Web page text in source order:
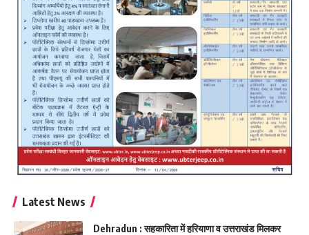
Latest News
Dehradun : सहकारिता में हरियाणा व उत्तराखंड मिलकर